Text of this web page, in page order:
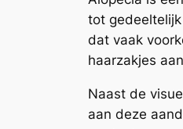
tot
dat vaak
haarzakjes
Naast de
aan deze